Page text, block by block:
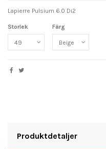
Lapierre Pulsium 6.0 Di2
Storlek Färg
Produktdetaljer